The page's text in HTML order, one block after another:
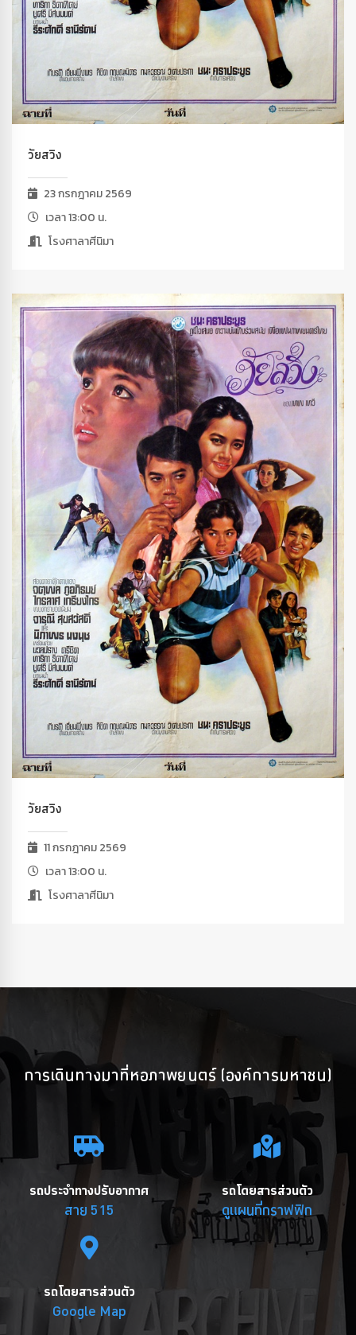
วัยสวิง
23 กรกฎาคม 2569
เวลา 13:00 น.
โรงศาลาศีนิมา
วัยสวิง
11 กรกฎาคม 2569
เวลา 13:00 น.
โรงศาลาศีนิมา
การเดินทางมาที่หอภาพยนตร์ (องค์การมหาชน)
รถประจำทางปรับอากาศ
สาย 515
รถโดยสารส่วนตัว
ดูแผนที่กราฟฟิก
รถโดยสารส่วนตัว
Google Map